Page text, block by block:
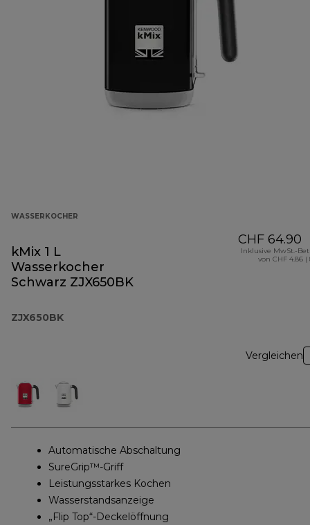
WASSERKOCHER
kMix 1 L
Wasserkocher
Schwarz ZJX650BK
ZJX650BK
CHF 64.90
Inklusive MwSt.-
von CHF 4.86 (
Vergleichen
Automatische Abschaltung
SureGrip™-Griff
Leistungsstarkes Kochen
Wasserstandsanzeige
„Flip Top“-Deckelöffnung